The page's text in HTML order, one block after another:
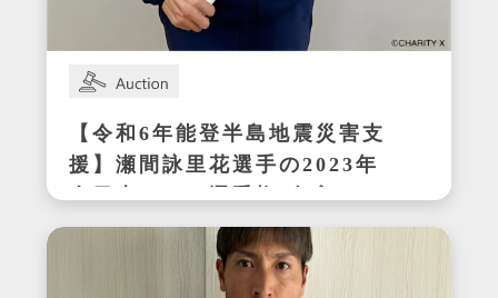
【令和6年能登半島地震災害支
援】瀬間詠里花選手の2023年
全日本テニス選手権ダブルス
優勝時サイン入りラケット